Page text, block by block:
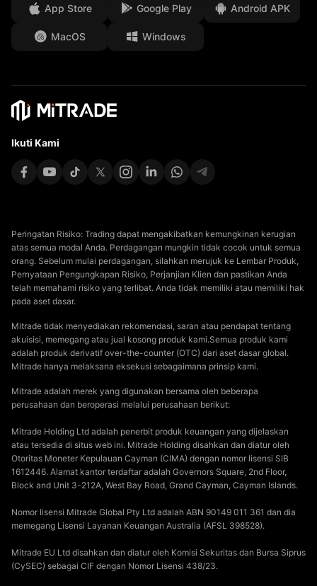
App Store Google Play Android APK
MacOS Windows
Ikuti Kami
Peringatan Risiko: Trading dapat mengakibatkan kemungkinan kerugian
atas semua modal Anda. Perdagangan mungkin tidak cocok untuk semua
orang. Sebelum mulai perdagangan, silahkan merujuk ke Lembar Produk,
Pernyataan Pengungkapan Risiko, Perjanjian Klien dan pastikan Anda
telah memahami risiko yang terlibat. Anda tidak memiliki atau memiliki hak
pada aset dasar.
Mitrade tidak menyediakan rekomendasi, saran atau pendapat tentang
akuisisi, memegang atau jual kosong produk kami.Semua produk kami
adalah produk derivatif over-the-counter (OTC) dari aset dasar global.
Mitrade hanya melaksana eksekusi sebagaimana prinsip kami.
Mitrade adalah merek yang digunakan bersama oleh beberapa
perusahaan dan beroperasi melalui perusahaan berikut:
Mitrade Holding Ltd adalah penerbit produk keuangan yang dijelaskan
atau tersedia di situs web ini. Mitrade Holding disahkan dan diatur oleh
Otoritas Moneter Kepulauan Cayman (CIMA) dengan nomor lisensi SIB
1612446. Alamat kantor terdaftar adalah Governors Square, 2nd Floor,
Block and Unit 3-212A, West Bay Road, Grand Cayman, Cayman Islands.
Nomor lisensi Mitrade Global Pty Ltd adalah ABN 90149 011 361 dan dia
memegang Lisensi Layanan Keuangan Australia (AFSL 398528).
Mitrade EU Ltd disahkan dan diatur oleh Komisi Sekuritas dan Bursa Siprus
(CySEC) sebagai CIF dengan Nomor Lisensi 438/23.